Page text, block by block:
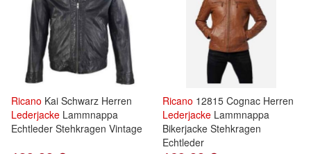
Ricano Kai Schwarz Herren
Lederjacke Lammnappa
Echtleder Stehkragen Vintage
Ricano 12815 Cognac Herren
Lederjacke Lammnappa
Bikerjacke Stehkragen
Echtleder